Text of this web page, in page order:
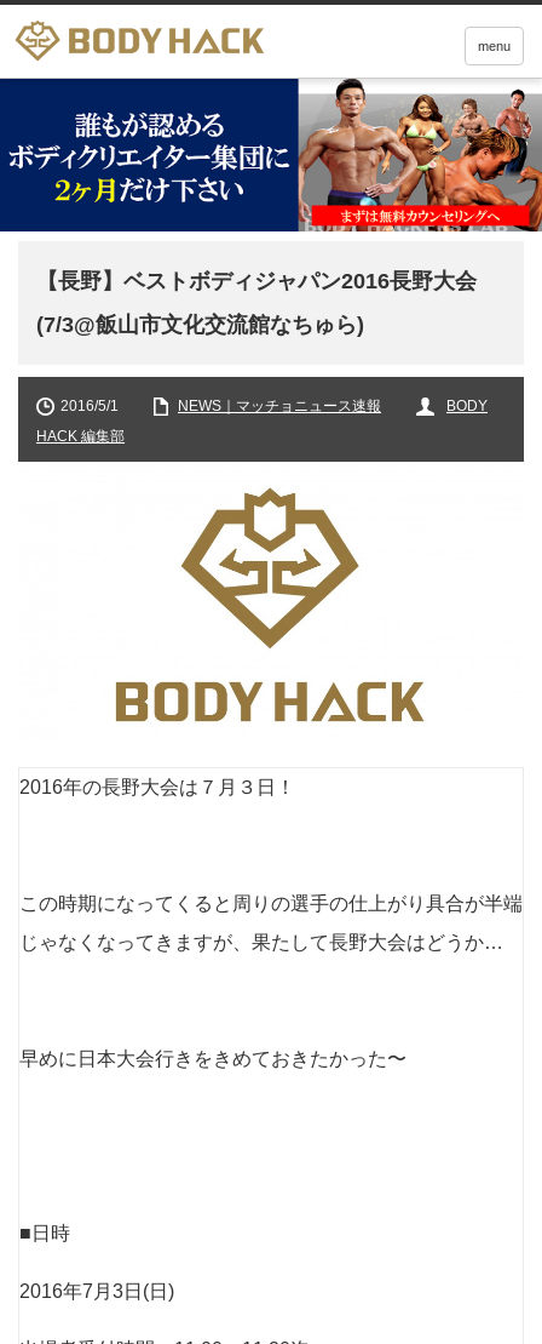
menu
【長野】ベストボディジャパン2016長野大会
(7/3@飯山市文化交流館なちゅら)
2016/5/1 NEWS｜マッチョニュース速報
BODY
HACK 編集部
2016年の長野大会は７月３日！
この時期になってくると周りの選手の仕上がり具合が半端
じゃなくなってきますが、果たして長野大会はどうか…
早めに日本大会行きをきめておきたかった〜
■日時
2016年7⽉3⽇(⽇)